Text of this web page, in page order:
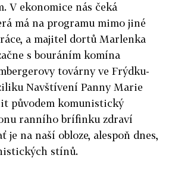
V ekonomice nás čeká
má na programu mimo jiné
a majitel dortů Marlenka
s bouráním komína
továrny ve Frýdku-
Navštívení Panny Marie
původem komunistický
ranního brífinku zdraví
je na naší obloze, alespoň dnes,
stínů.